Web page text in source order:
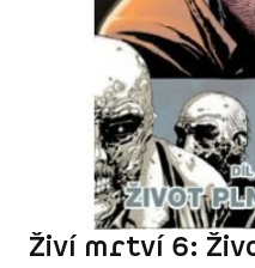
Živí mrtví 6: